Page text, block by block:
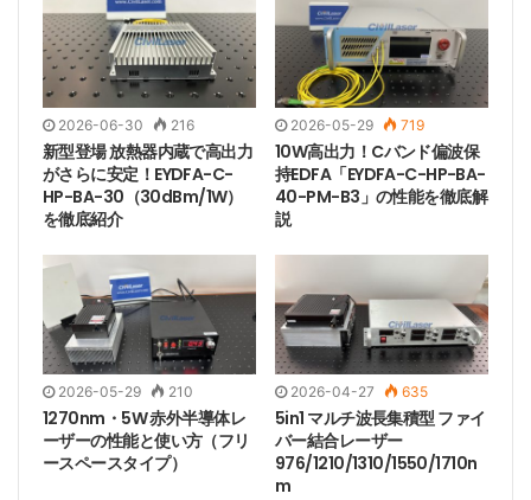
2026-06-30 216
新型登場 放熱器内蔵で高出力
がさらに安定！EYDFA-C-
HP-BA-30（30dBm/1W）
を徹底紹介
2026-05-29 719
10W高出力！Cバンド偏波保
持EDFA「EYDFA-C-HP-BA-
40-PM-B3」の性能を徹底解
説
2026-05-29 210
1270nm・5W 赤外半導体レ
ーザーの性能と使い方（フリ
ースペースタイプ）
2026-04-27 635
5in1 マルチ波長集積型 ファイ
バー結合レーザー
976/1210/1310/1550/1710n
m